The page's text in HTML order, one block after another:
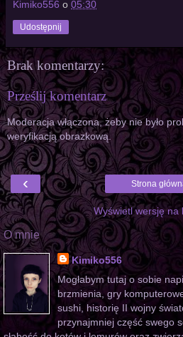
Kimiko556 o 05:30
Udostępnij
Brak komentarzy:
Prześlij komentarz
Moderacja włączona, żeby nie było
weryfikacją obrazkową.
‹ Strona
Wyświetl wersję na
O mnie
Kimiko556
Mogłabym tutaj o sobie
brzmienia, gry
sushi, historię II wojny
przynajmniej część swego